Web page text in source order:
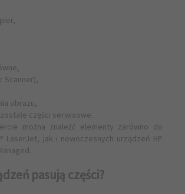
Scanner),
obrazu,
części serwisowe.
można znaleźć elementy zarówno do
LaserJet, jak i nowoczesnych urządzeń HP
pasują części?